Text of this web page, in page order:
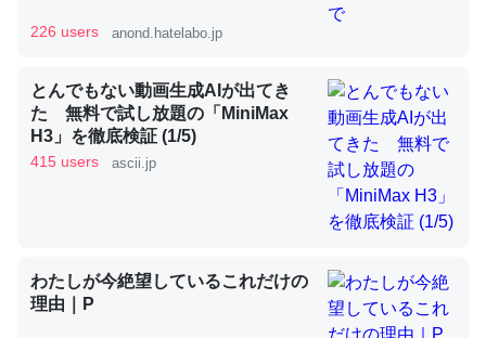
これを元に考えるとカルシウムを大量に使う脊椎動物と貝
類は苦労してるんだな…。腹足類だと殻を無くしてナメク
─ニュース :: 【研究発表】昆虫学の大問題＝「昆虫はなぜ海にいな
226 users anond.hatelabo.jp
とんでもない動画生成AIが出てき
た 無料で試し放題の「MiniMax
H3」を徹底検証 (1/5)
415 users ascii.jp
わたしが今絶望しているこれだけの
理由｜P